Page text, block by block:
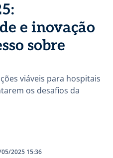
e inovação
sobre
viáveis para hospitais
os desafios da
2025 15:36